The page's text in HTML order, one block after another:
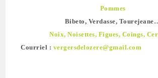
Pommes
Bibeto, Verdasse,
Noix, Noisettes, Figues, Coings,
Courriel : vergersdelozere@gmail.com